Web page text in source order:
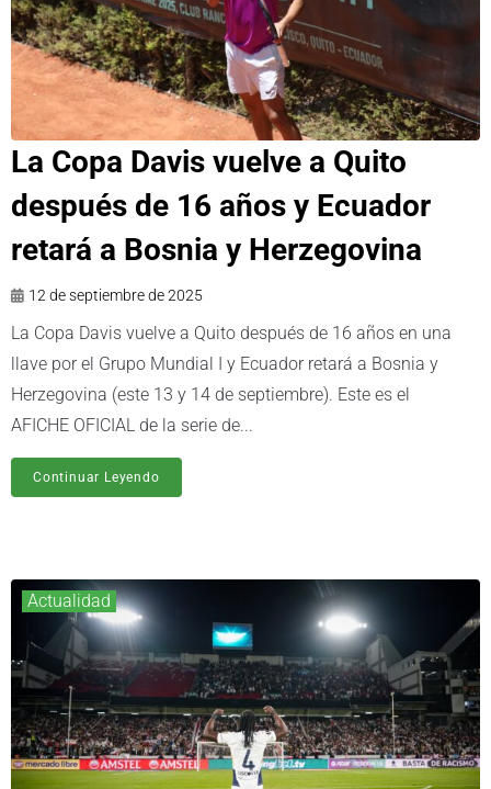
La Copa Davis vuelve a Quito
después de 16 años y Ecuador
retará a Bosnia y Herzegovina
12 de septiembre de 2025
La Copa Davis vuelve a Quito después de 16 años en una
llave por el Grupo Mundial I y Ecuador retará a Bosnia y
Herzegovina (este 13 y 14 de septiembre). Este es el
AFICHE OFICIAL de la serie de...
Continuar Leyendo
Actualidad